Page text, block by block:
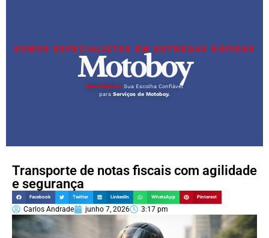
SOMOS ESPECIALISTAS EM ENTREGAS RÁPIDAS
Motoboy
Caas Express Sua Escolha Confiável
para Serviços de Motoboy.
Transporte de notas fiscais com agilidade
e segurança
Facebook Twitter LinkedIn WhatsApp Pinterest
Carlos Andrade junho 7, 2026 3:17 pm